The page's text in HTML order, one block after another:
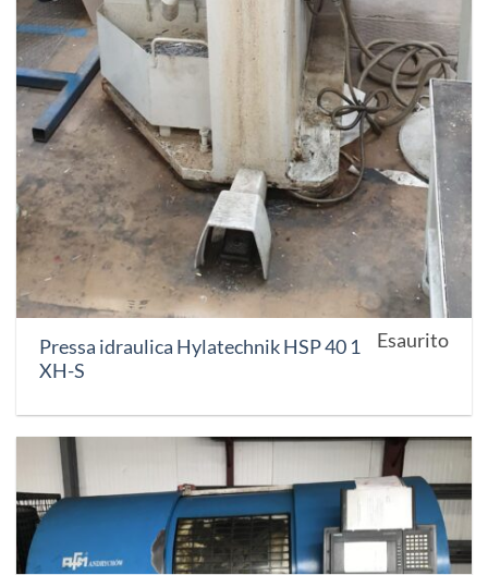
Pressa idraulica Hylatechnik HSP 40 1
XH-S
Esaurito